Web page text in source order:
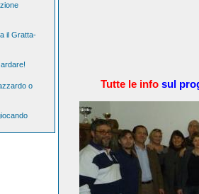
il Gratta-
o
Tutte le info sul